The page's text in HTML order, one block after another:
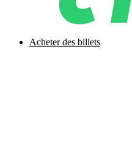
Acheter des billets